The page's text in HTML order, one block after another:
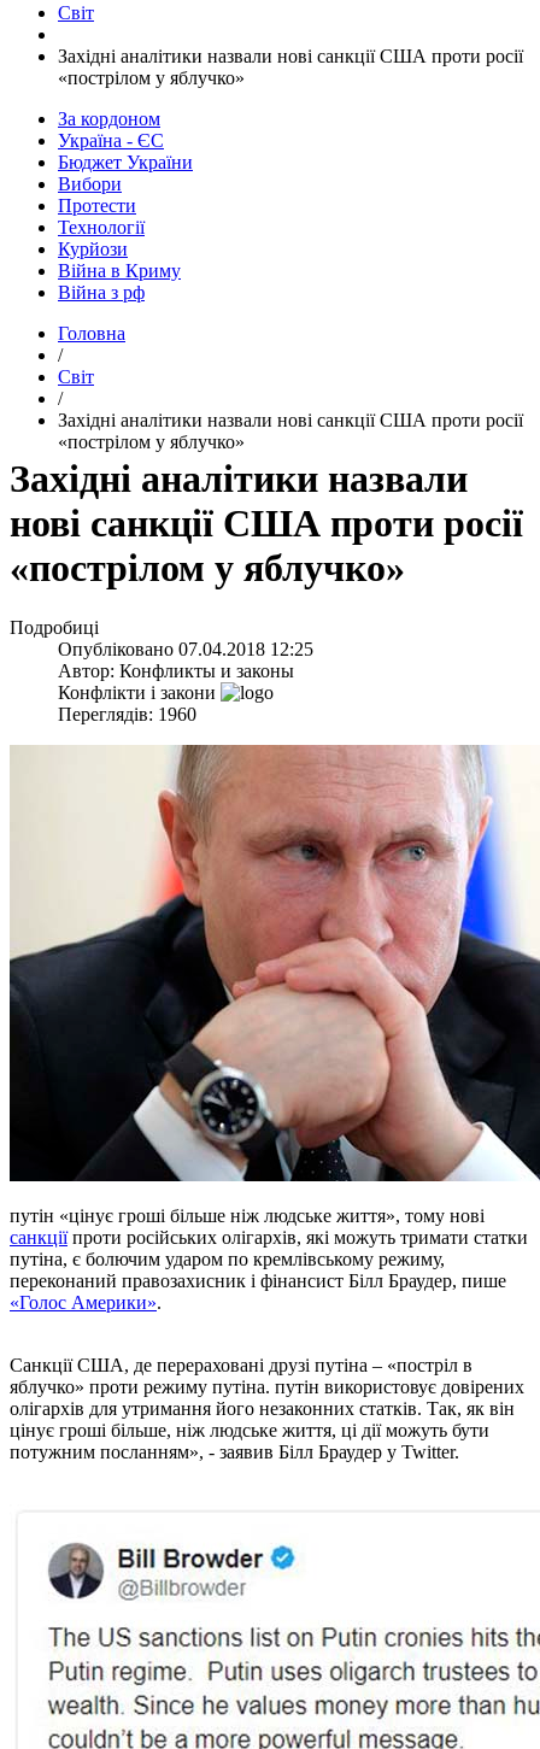
Світ
​Західні аналітики назвали нові санкції США проти росії
«пострілом у яблучко»
За кордоном
Україна - ЄС
Бюджет України
Вибори
Протести
Технології
Курйози
Війна в Криму
Війна з рф
Головна
/
Світ
/
​Західні аналітики назвали нові санкції США проти росії
«пострілом у яблучко»
​Західні аналітики назвали
нові санкції США проти росії
«пострілом у яблучко»
Подробиці
Опубліковано 07.04.2018 12:25
Автор: Конфликты и законы
Конфлікти і закони
Переглядів: 1960
путін «цінує гроші більше ніж людське життя», тому нові
санкціїпроти російських олігархів, які можуть тримати статки
путіна, є болючим ударом по кремлівському режиму,
переконаний правозахисник і фінансист Білл Браудер, пише
«Голос Америки».
Санкції США, де перераховані друзі путіна – «постріл в
яблучко» проти режиму путіна. путін використовує довірених
олігархів для утримання його незаконних статків. Так, як він
цінує гроші більше, ніж людське життя, ці дії можуть бути
потужним посланням», - заявив Білл Браудер у Twitter.